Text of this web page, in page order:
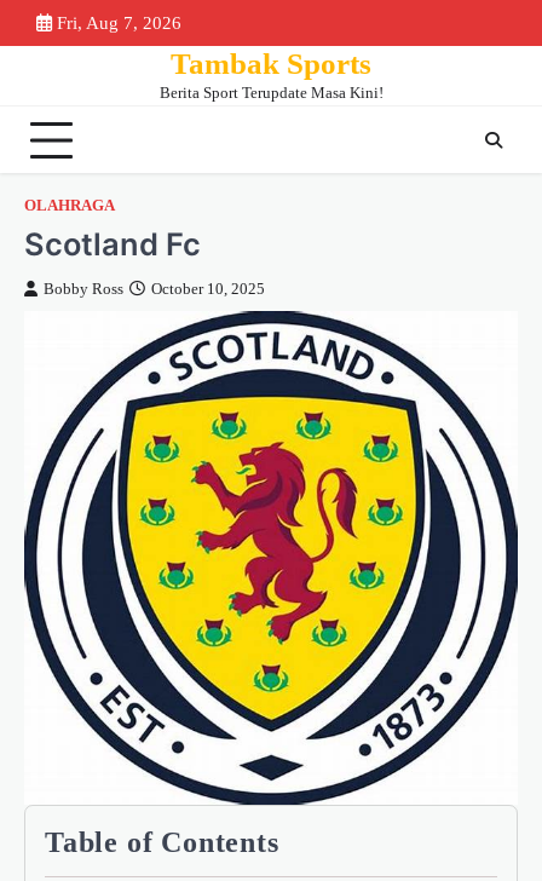
to
Fri, Aug 7, 2026
Tambak Sports
Berita Sport Terupdate Masa Kini!
OLAHRAGA
Scotland Fc
Bobby Ross October 10, 2025
Table of Contents